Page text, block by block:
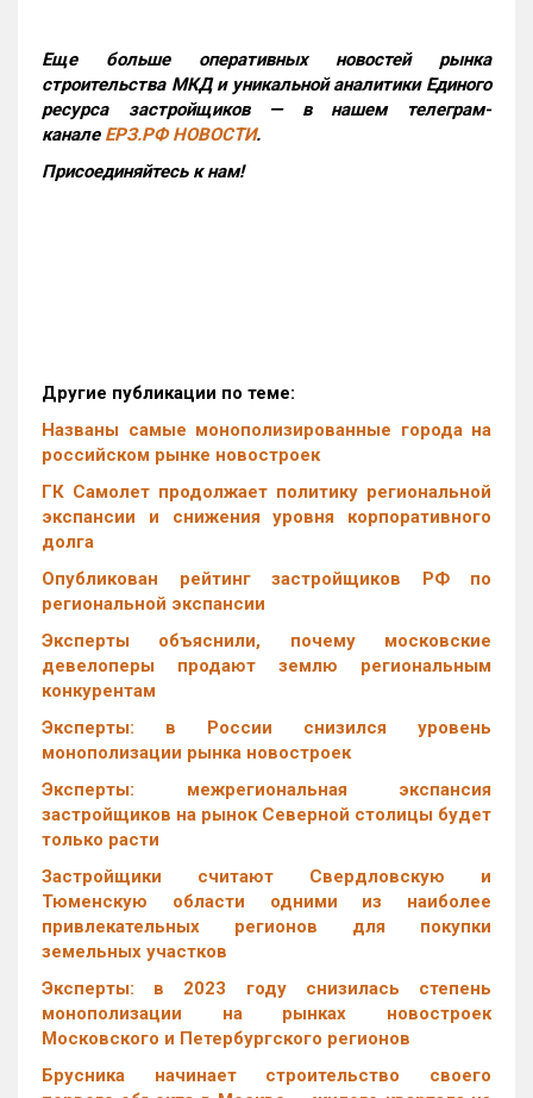
Еще больше оперативных новостей рынка
строительства МКД и уникальной аналитики Единого
ресурса застройщиков — в нашем телеграм-
канале ЕРЗ.РФ НОВОСТИ.
Присоединяйтесь к нам!
Другие публикации по теме:
Названы самые монополизированные города на
российском рынке новостроек
ГК Самолет продолжает политику региональной
экспансии и снижения уровня корпоративного
долга
Опубликован рейтинг застройщиков РФ по
региональной экспансии
Эксперты объяснили, почему московские
девелоперы продают землю региональным
конкурентам
Эксперты: в России снизился уровень
монополизации рынка новостроек
Эксперты: межрегиональная экспансия
застройщиков на рынок Северной столицы будет
только расти
Застройщики считают Свердловскую и
Тюменскую области одними из наиболее
привлекательных регионов для покупки
земельных участков
Эксперты: в 2023 году снизилась степень
монополизации на рынках новостроек
Московского и Петербургского регионов
Брусника начинает строительство своего